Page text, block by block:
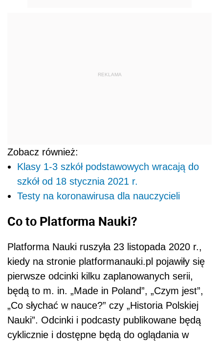
REKLAMA
Zobacz również:
Klasy 1-3 szkół podstawowych wracają do
szkół od 18 stycznia 2021 r.
Testy na koronawirusa dla nauczycieli
Co to Platforma Nauki?
Platforma Nauki ruszyła 23 listopada 2020 r.,
kiedy na stronie platformanauki.pl pojawiły się
pierwsze odcinki kilku zaplanowanych serii,
będą to m. in. „Made in Poland”, „Czym jest”,
„Co słychać w nauce?” czy „Historia Polskiej
Nauki”. Odcinki i podcasty publikowane będą
cyklicznie i dostępne będą do oglądania w